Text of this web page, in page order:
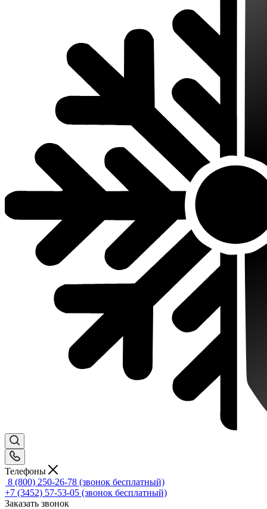
Телефоны
8 (800) 250-26-78 (звонок бесплатный)
+7 (3452) 57-53-05 (звонок бесплатный)
Заказать звонок